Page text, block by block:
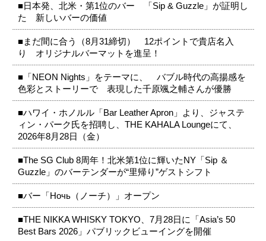
■日本発、北米・第1位のバー 「Sip & Guzzle」が証明し
た 新しいバーの価値
■まだ間に合う（8月31締切） 12ポイントで貴店名入
り オリジナルバーマットを進呈！
■「NEON Nights」をテーマに、 バブル時代の高揚感を
色彩とストーリーで 表現した千原颯之輔さんが優勝
■ハワイ・ホノルル「Bar Leather Apron」より、ジャステ
ィン・パーク氏を招聘し、THE KAHALA Loungeにて、
2026年8月28日（金）
■The SG Club 8周年！北米第1位に輝いたNY「Sip ＆
Guzzle」のバーテンダーが“里帰り”ゲストシフト
■バー「Ночь（ノーチ）」オープン
■THE NIKKA WHISKY TOKYO、7月28日に「Asia’s 50
Best Bars 2026」パブリックビューイングを開催